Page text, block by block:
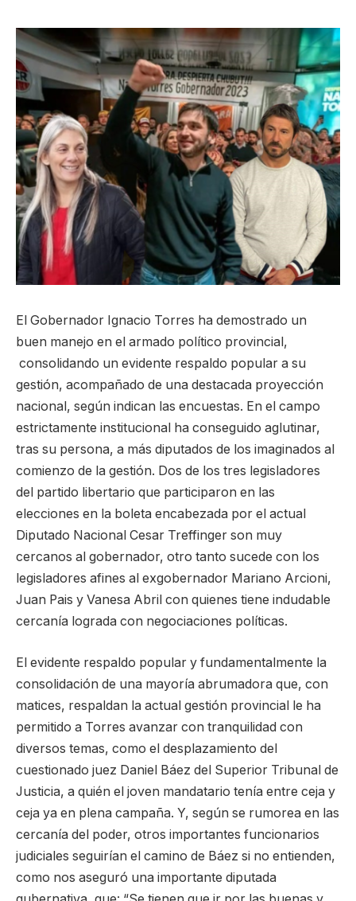
El Gobernador Ignacio Torres ha demostrado un
buen manejo en el armado político provincial,
consolidando un evidente respaldo popular a su
gestión, acompañado de una destacada proyección
nacional, según indican las encuestas. En el campo
estrictamente institucional ha conseguido aglutinar,
tras su persona, a más diputados de los imaginados al
comienzo de la gestión. Dos de los tres legisladores
del partido libertario que participaron en las
elecciones en la boleta encabezada por el actual
Diputado Nacional Cesar Treffinger son muy
cercanos al gobernador, otro tanto sucede con los
legisladores afines al exgobernador Mariano Arcioni,
Juan Pais y Vanesa Abril con quienes tiene indudable
cercanía lograda con negociaciones políticas.
El evidente respaldo popular y fundamentalmente la
consolidación de una mayoría abrumadora que, con
matices, respaldan la actual gestión provincial le ha
permitido a Torres avanzar con tranquilidad con
diversos temas, como el desplazamiento del
cuestionado juez Daniel Báez del Superior Tribunal de
Justicia, a quién el joven mandatario tenía entre ceja y
ceja ya en plena campaña. Y, según se rumorea en las
cercanía del poder, otros importantes funcionarios
judiciales seguirían el camino de Báez si no entienden,
como nos aseguró una importante diputada